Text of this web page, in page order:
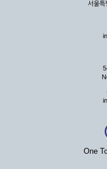
서울특
One